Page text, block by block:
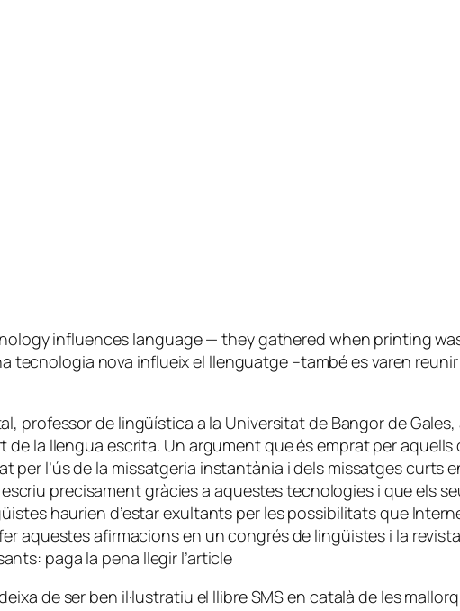
influences language — they gathered when printing
tecnologia nova influeix el llenguatge –també es varen
professor de lingüística a la Universitat de Bangor de Gales,
la llengua escrita. Un argument que és emprat per aquells
l’ús de la missatgeria instantània i dels missatges curts
precisament gràcies a aquestes tecnologies i que els
haurien d’estar exultants per les possibilitats que
aquestes afirmacions en un congrés de lingüistes i la
paga la pena llegir l’article
de ser ben il·lustratiu el llibreSMS en català de les